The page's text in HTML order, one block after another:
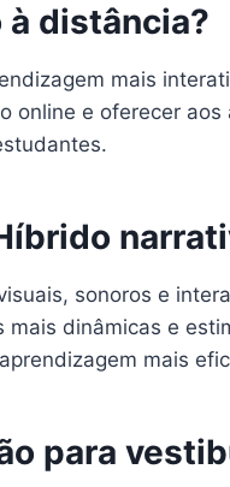
distância?
mais
e oferecer aos
sonoros e
dinâmicas e
mais
para